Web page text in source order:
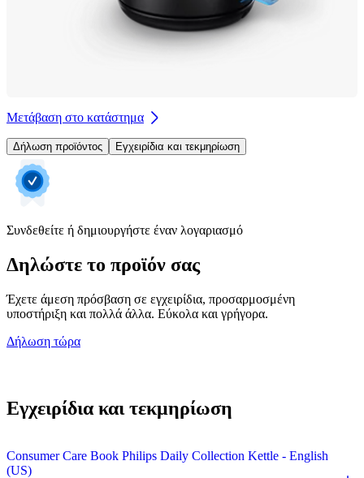
Μετάβαση στο κατάστημα
Δήλωση προϊόντος Εγχειρίδια και τεκμηρίωση
Συνδεθείτε ή δημιουργήστε έναν λογαριασμό
Δηλώστε το προϊόν σας
Έχετε άμεση πρόσβαση σε εγχειρίδια, προσαρμοσμένη
υποστήριξη και πολλά άλλα. Εύκολα και γρήγορα.
Δήλωση τώρα
Εγχειρίδια και τεκμηρίωση
Consumer Care Book Philips Daily Collection Kettle - English
(US)